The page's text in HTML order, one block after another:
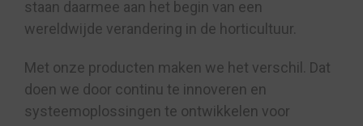
staan daarmee aan het begin van een
wereldwijde verandering in de horticultuur.
Met onze producten maken we het verschil. Dat
doen we door continu te innoveren en
systeemoplossingen te ontwikkelen voor